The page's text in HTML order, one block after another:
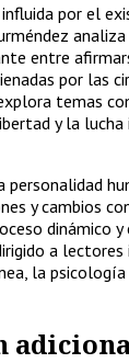
por el
entre
por las
temas
y la lucha
y cambios
dinámico
a lectores
la psicología